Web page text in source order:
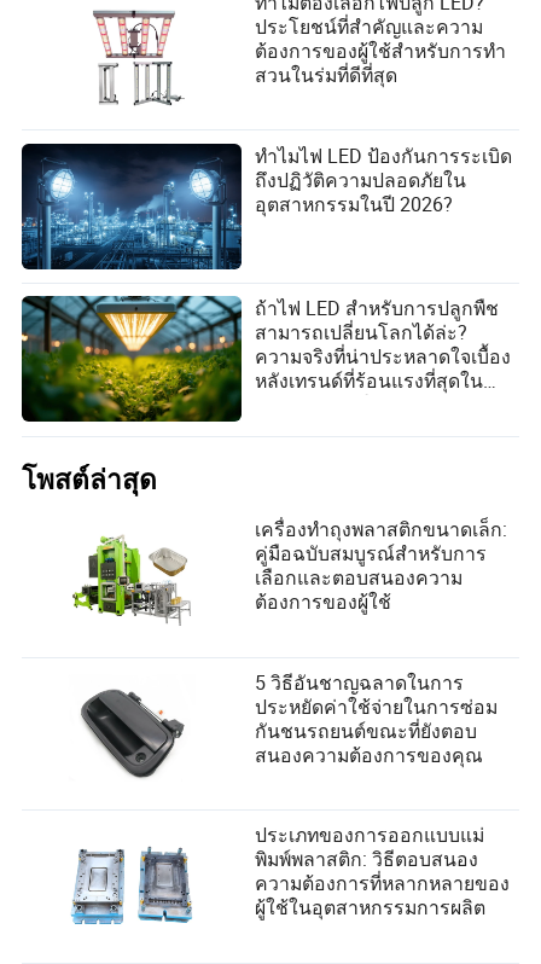
ประโยชน์ที่สำคัญและความ
ต้องการของผู้ใช้สำหรับการทำ
สวนในร่มที่ดีที่สุด
ทำไมไฟ LED ป้องกันการระเบิด
ถึงปฏิวัติความปลอดภัยใน
อุตสาหกรรมในปี 2026?
ถ้าไฟ LED สำหรับการปลูกพืช
สามารถเปลี่ยนโลกได้ล่ะ?
ความจริงที่น่าประหลาดใจเบื้อง
หลังเทรนด์ที่ร้อนแรงที่สุดใน
โพสต์ล่าสุด
เครื่องทำถุงพลาสติกขนาดเล็ก:
คู่มือฉบับสมบูรณ์สำหรับการ
เลือกและตอบสนองความ
ต้องการของผู้ใช้
5 วิธีอันชาญฉลาดในการ
ประหยัดค่าใช้จ่ายในการซ่อม
กันชนรถยนต์ขณะที่ยังตอบ
สนองความต้องการของคุณ
ประเภทของการออกแบบแม่
พิมพ์พลาสติก: วิธีตอบสนอง
ความต้องการที่หลากหลายของ
ผู้ใช้ในอุตสาหกรรมการผลิต